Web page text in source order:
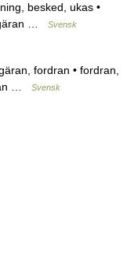
besked, ukas •
…
Svensk
fordran • fordran,
…
Svensk